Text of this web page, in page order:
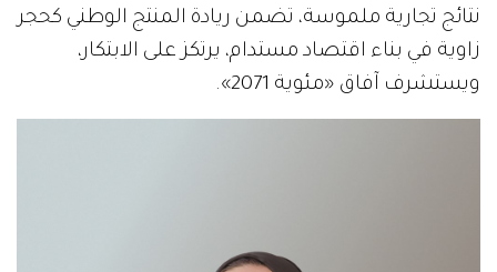
نتائج تجارية ملموسة، تضمن ريادة المنتج الوطني كحجر
زاوية في بناء اقتصاد مستدام، يرتكز على الابتكار،
ويستشرف آفاق «مئوية 2071».